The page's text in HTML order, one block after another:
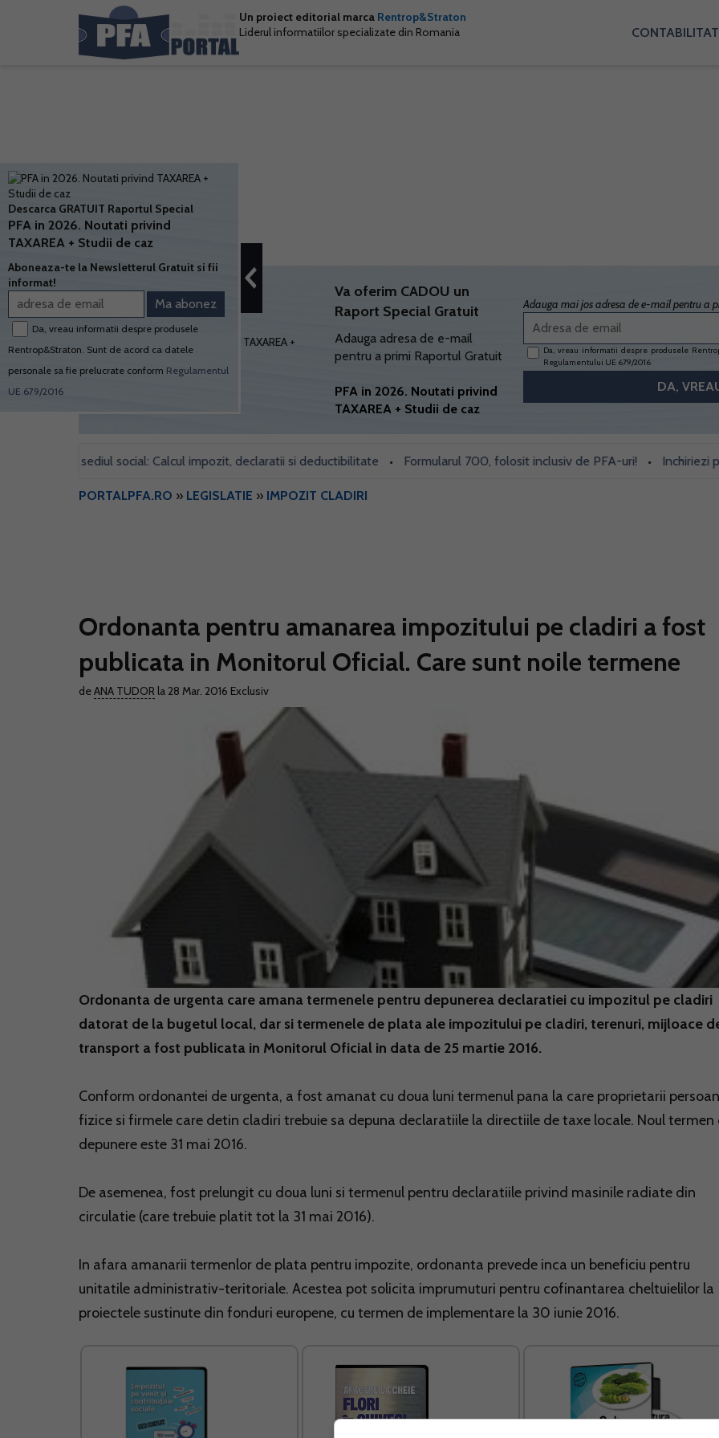
Un proiect editorial marca Rentrop&Straton
Liderul informatiilor specializate din Romania
Va oferim CADOU un
Raport Special Gratuit
Adauga adresa de e-mail
pentru a primi Raportul Gratuit
PFA in 2026. Noutati privind
TAXAREA + Studii de caz
Adauga mai jos adresa de e-mail pentru a
Da, vreau informatii despre produsele
Regulamentului UE 679/2016
pentru sediul social: Calcul impozit, declaratii si deductibilitate • Formularul 700, folosit inclusiv de PFA-uri! • Inchiriezi prin
PORTALPFA.RO » LEGISLATIE » IMPOZIT CLADIRI
Ordonanta pentru amanarea impozitului pe cladiri a fost
publicata in Monitorul Oficial. Care sunt noile termene
deANA TUDOR la 28 Mar. 2016 Exclusiv
Ordonanta de urgenta care amana termenele pentru depunerea declaratiei cu impozitul pe cladiri
datorat de la bugetul local, dar si termenele de plata ale impozitului pe cladiri, terenuri, mijloace
transport a fost publicata in Monitorul Oficial in data de 25 martie 2016.
Conform ordonantei de urgenta, a fost amanat cu doua luni termenul pana la care proprietarii
fizice si firmele care detin cladiri trebuie sa depuna declaratiile la directiile de taxe locale. Noul termen
depunere este 31 mai 2016.
De asemenea, fost prelungit cu doua luni si termenul pentru declaratiile privind masinile radiate din
circulatie (care trebuie platit tot la 31 mai 2016).
In afara amanarii termenlor de plata pentru impozite, ordonanta prevede inca un beneficiu pentru
unitatile administrativ-teritoriale. Acestea pot solicita imprumuturi pentru cofinantarea cheltuielilor la
proiectele sustinute din fonduri europene, cu termen de implementare la 30 iunie 2016.
Descarca GRATUIT Raportul Special
PFA in 2026. Noutati privind
TAXAREA + Studii de caz
Aboneaza-te la Newsletterul Gratuit si fii
informat!
Da, vreau informatii despre produsele
Rentrop&Straton. Sunt de acord ca datele
personale sa fie prelucrate conform Regulamentul
UE 679/2016